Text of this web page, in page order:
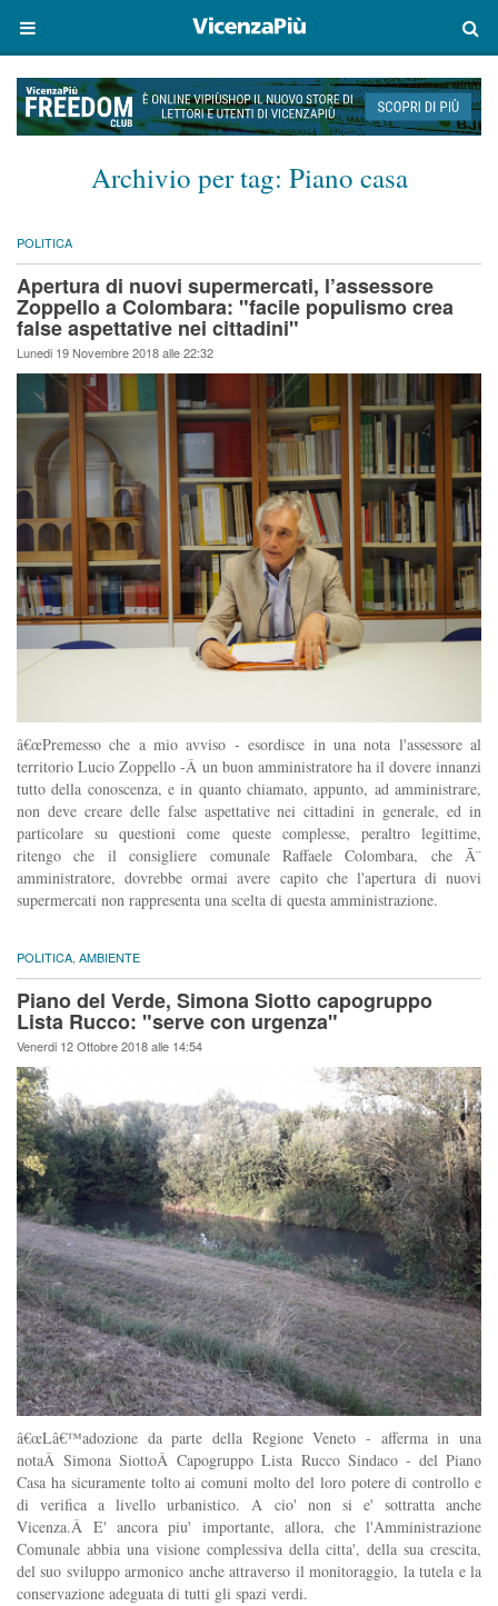
Archivio per tag: Piano casa
POLITICA
Apertura di nuovi supermercati, l’assessore
Zoppello a Colombara: "facile populismo crea
false aspettative nei cittadini"
Lunedi 19 Novembre 2018 alle 22:32
â€œPremesso che a mio avviso - esordisce in una nota l'assessore al
territorio Lucio Zoppello -Â un buon amministratore ha il dovere innanzi
tutto della conoscenza, e in quanto chiamato, appunto, ad amministrare,
non deve creare delle false aspettative nei cittadini in generale, ed in
particolare su questioni come queste complesse, peraltro legittime,
ritengo che il consigliere comunale Raffaele Colombara, che Ã¨
amministratore, dovrebbe ormai avere capito che l'apertura di nuovi
supermercati non rappresenta una scelta di questa amministrazione.
POLITICA, AMBIENTE
Piano del Verde, Simona Siotto capogruppo
Lista Rucco: "serve con urgenza"
Venerdi 12 Ottobre 2018 alle 14:54
â€œLâ€™adozione da parte della Regione Veneto - afferma in una
notaÂ Simona SiottoÂ Capogruppo Lista Rucco Sindaco - del Piano
Casa ha sicuramente tolto ai comuni molto del loro potere di controllo e
di verifica a livello urbanistico. A cio' non si e' sottratta anche
Vicenza.Â E' ancora piu' importante, allora, che l'Amministrazione
Comunale abbia una visione complessiva della citta', della sua crescita,
del suo sviluppo armonico anche attraverso il monitoraggio, la tutela e la
conservazione adeguata di tutti gli spazi verdi.